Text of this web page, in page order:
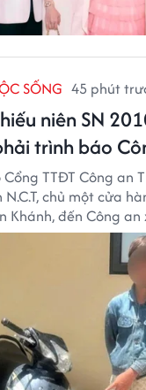
SỐNG 45 phút
niên SN
trình báo
TTĐT Công an
chủ một cửa
Khánh, đến Công
chiếc xe máy
giấy tờ cá nhân và